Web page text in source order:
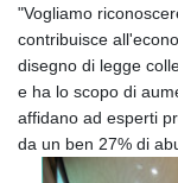
"Vogliamo
contribuisce
disegno di legge
e ha lo scopo di
affidano ad esperti
da un ben 27% di